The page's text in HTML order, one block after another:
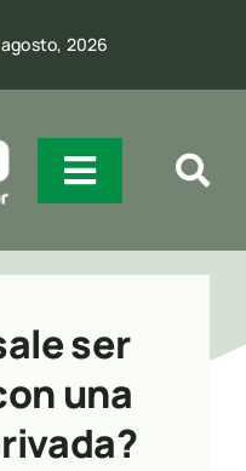
2026
Toggle
Navigation
ser
una